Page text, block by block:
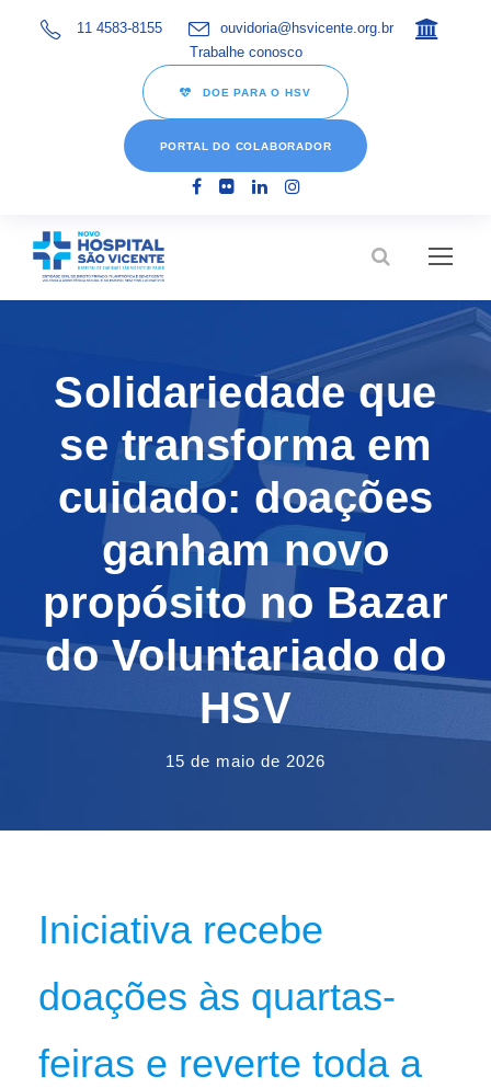
11 4583-8155
ouvidoria@hsvicente.org.br
Trabalhe conosco
DOE PARA O HSV
PORTAL DO COLABORADOR
Solidariedade que
se transforma em
cuidado: doações
ganham novo
propósito no Bazar
do Voluntariado do
HSV
15 de maio de 2026
Iniciativa recebe
doações às quartas-
feiras e reverte toda a